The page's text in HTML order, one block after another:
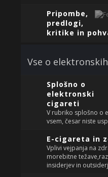
Pripombe,
predlogi,
kritike in
Vse o
Splošno o
elektronski
cigareti
V rubriko splošno o
vsem, česar niste
E-cigareta in
Vplivi vejpanja na
morebitne
insiderjev in